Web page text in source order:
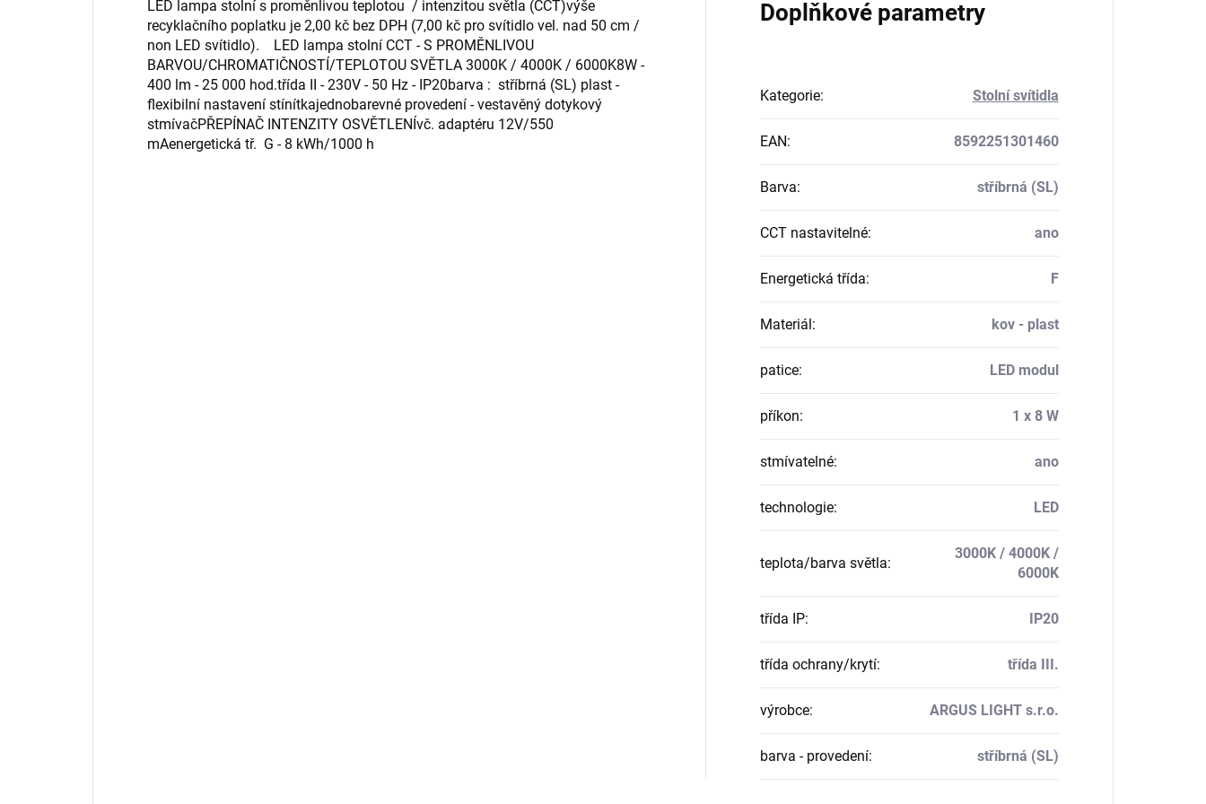
LED lampa stolní s proměnlivou teplotou / intenzitou světla (CCT)výše
recyklačního poplatku je 2,00 kč bez DPH (7,00 kč pro svítidlo vel. nad 50 cm /
non LED svítidlo). LED lampa stolní CCT - S PROMĚNLIVOU
BARVOU/CHROMATIČNOSTÍ/TEPLOTOU SVĚTLA 3000K / 4000K / 6000K8W -
400 lm - 25 000 hod.třída II - 230V - 50 Hz - IP20barva : stříbrná (SL) plast -
flexibilní nastavení stínítkajednobarevné provedení - vestavěný dotykový
stmívačPŘEPÍNAČ INTENZITY OSVĚTLENÍvč. adaptéru 12V/550
mAenergetická tř. G - 8 kWh/1000 h
Doplňkové parametry
Kategorie: Stolní svítidla
EAN: 8592251301460
Barva: stříbrná (SL)
CCT nastavitelné: ano
Energetická třída: F
Materiál : kov - plast
patice: LED modul
příkon: 1 x 8 W
stmívatelné: ano
technologie: LED
teplota/barva světla:
3000K / 4000K /
6000K
třída IP: IP20
třída ochrany/krytí: třída III.
výrobce: ARGUS LIGHT s.r.o.
barva - provedení: stříbrná (SL)